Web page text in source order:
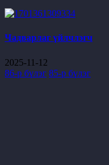
Чадварлаг үйлчлэгч
2025-11-12
86-р бүлэг 85-р бүлэг